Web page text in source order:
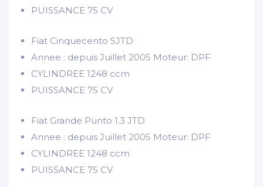
PUISSANCE 75 CV
Fiat Cinquecento SJTD
Annee : depuis Juillet 2005 Moteur: DPF
CYLINDREE 1248 ccm
PUISSANCE 75 CV
Fiat Grande Punto 1.3 JTD
Annee : depuis Juillet 2005 Moteur: DPF
CYLINDREE 1248 ccm
PUISSANCE 75 CV